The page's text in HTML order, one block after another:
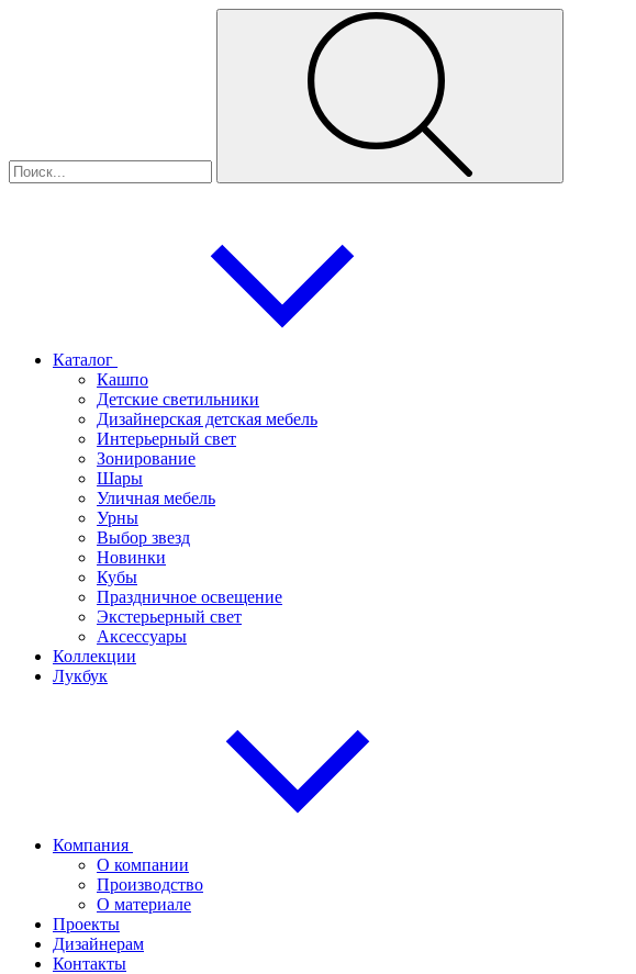
Каталог
Кашпо
Детские светильники
Дизайнерская детская мебель
Интерьерный свет
Зонирование
Шары
Уличная мебель
Урны
Выбор звезд
Новинки
Кубы
Праздничное освещение
Экстерьерный свет
Аксессуары
Коллекции
Лукбук
Компания
О компании
Производство
О материале
Проекты
Дизайнерам
Контакты